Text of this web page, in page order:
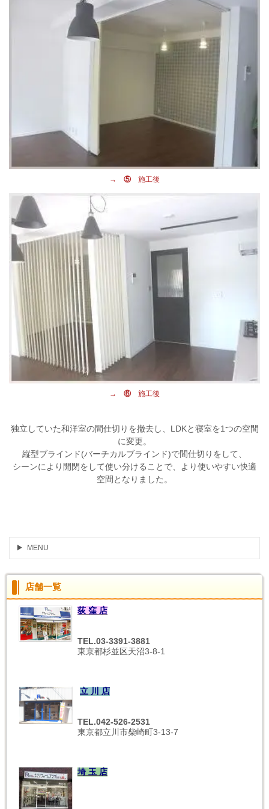
→ ⑤施工後
→ ⑥施工後
独立していた和洋室の間仕切りを撤去し、LDKと寝室を1つの空間
に変更。
縦型ブラインド(バーチカルブラインド)で間仕切りをして、
シーンにより開閉をして使い分けることで、より使いやすい快適
空間となりました。
MENU
店舗一覧
荻 窪 店
TEL.03-3391-3881
東京都杉並区天沼3-8-1
立 川 店
TEL.042-526-2531
東京都立川市柴崎町3-13-7
埼 玉 店